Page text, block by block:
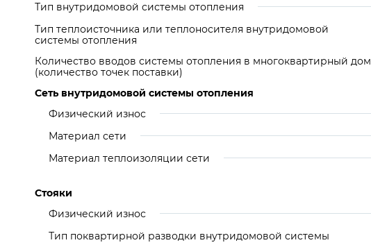
Тип внутридомовой системы отопления
Тип теплоисточника или теплоносителя внутридомовой
системы отопления
Количество вводов системы отопления в многоквартирный дом
(количество точек поставки)
Сеть внутридомовой системы отопления
Физический износ
Материал сети
Материал теплоизоляции сети
Стояки
Физический износ
Тип поквартирной разводки внутридомовой системы